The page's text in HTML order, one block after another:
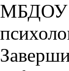
МБДОУ